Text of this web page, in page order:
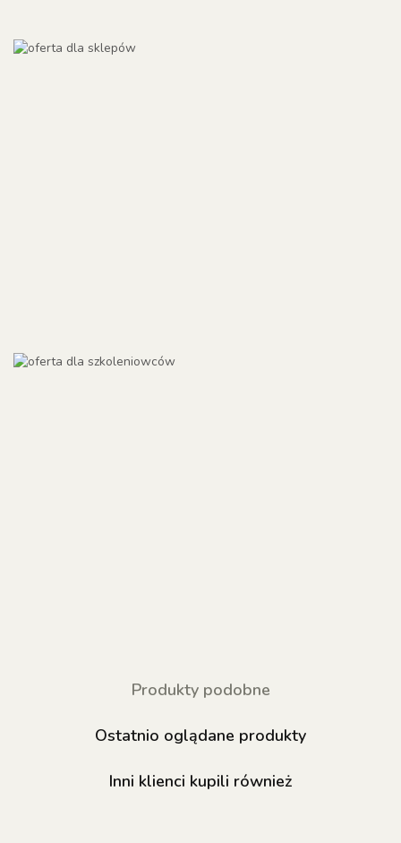
Produkty podobne
Ostatnio oglądane produkty
Inni klienci kupili również